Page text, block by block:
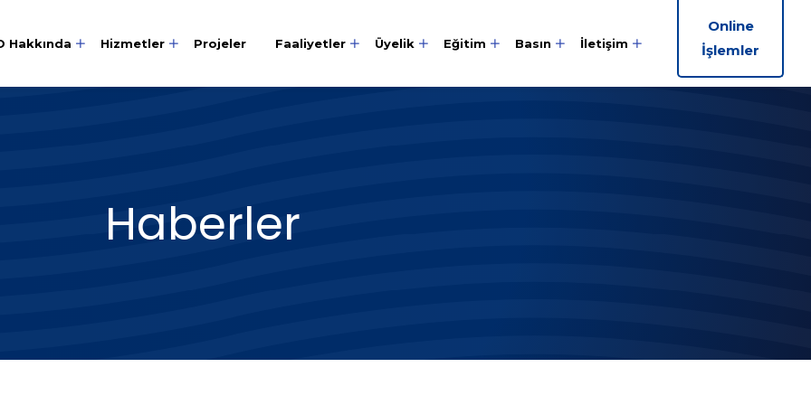
Hakkında Hizmetler Projeler Faaliyetler Üyelik Eğitim Basın İletişim
Online
İşlemler
Haberler